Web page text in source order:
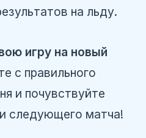
на льду.
игру на новый
с правильного
и почувствуйте
следующего матча!